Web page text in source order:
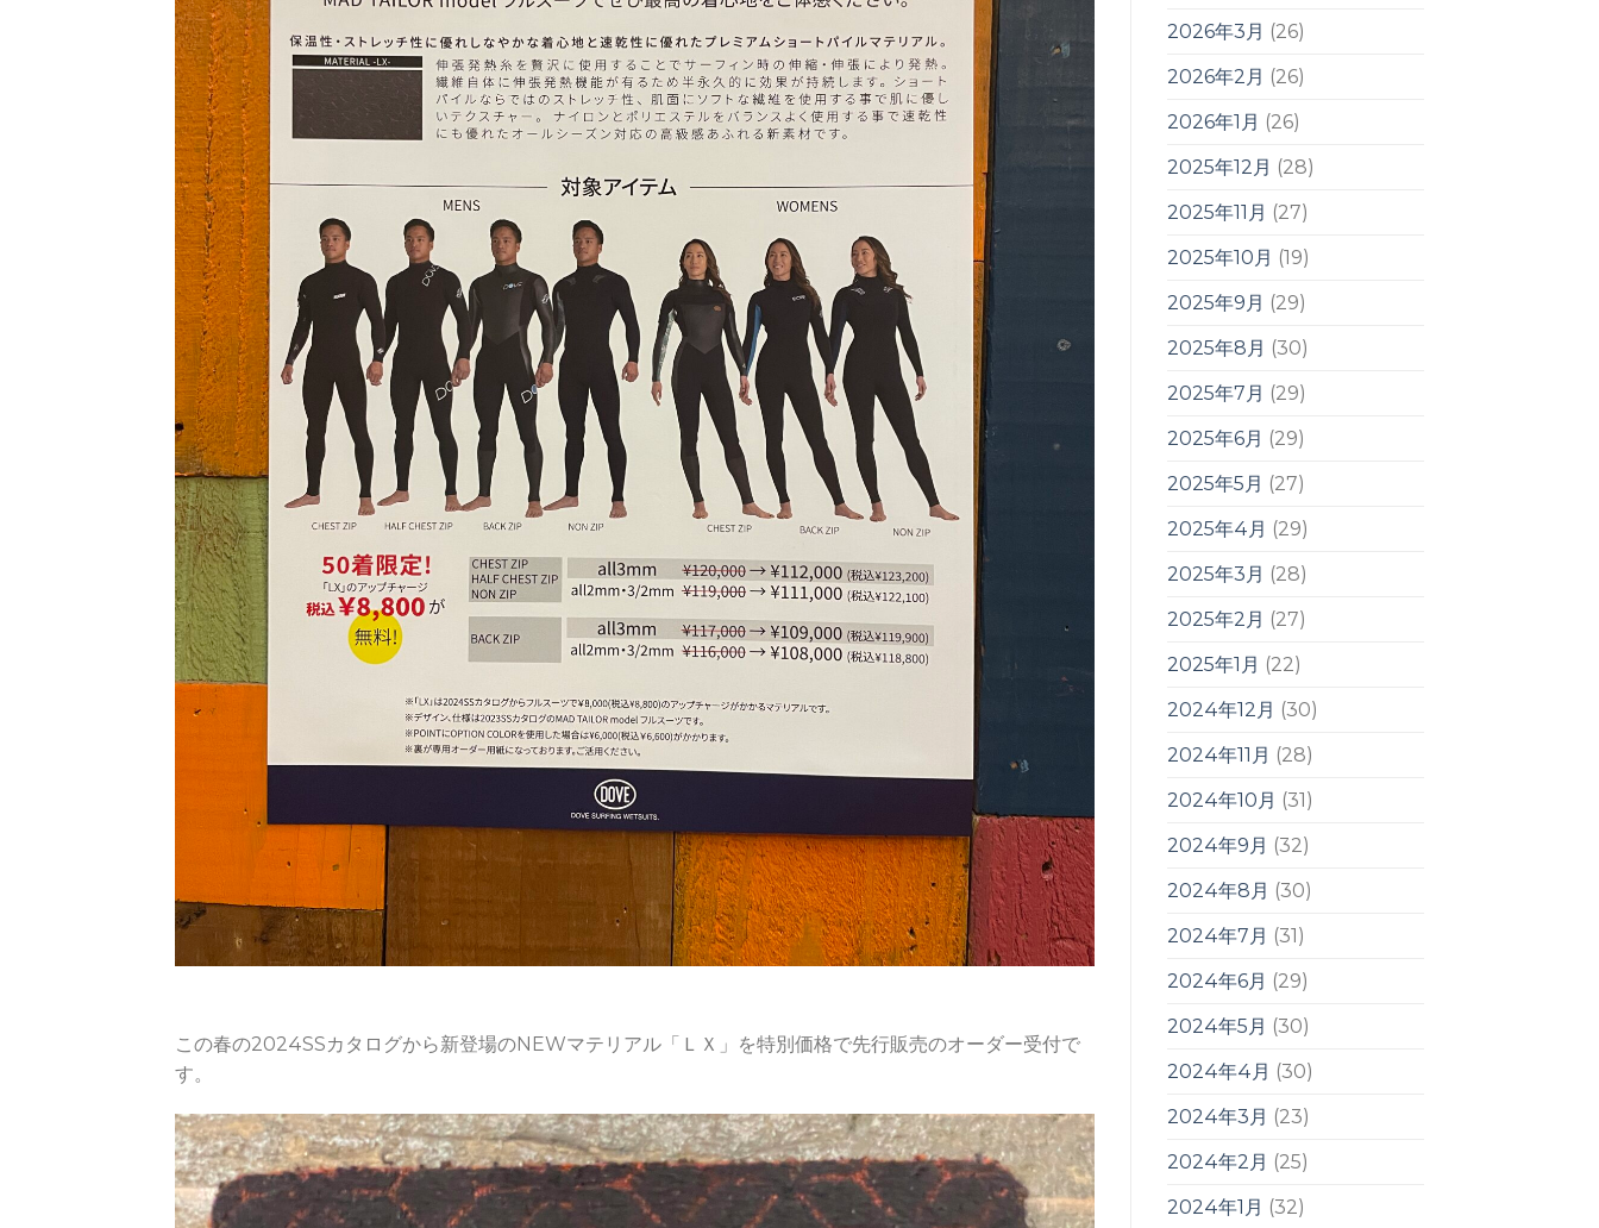
この春の2024SSカタログから新登場のNEWマテリアル「ＬＸ」を特別価格で先行販売のオーダー受付で
す。
2026年3月 (26)
2026年2月 (26)
2026年1月 (26)
2025年12月 (28)
2025年11月 (27)
2025年10月 (19)
2025年9月 (29)
2025年8月 (30)
2025年7月 (29)
2025年6月 (29)
2025年5月 (27)
2025年4月 (29)
2025年3月 (28)
2025年2月 (27)
2025年1月 (22)
2024年12月 (30)
2024年11月 (28)
2024年10月 (31)
2024年9月 (32)
2024年8月 (30)
2024年7月 (31)
2024年6月 (29)
2024年5月 (30)
2024年4月 (30)
2024年3月 (23)
2024年2月 (25)
2024年1月 (32)